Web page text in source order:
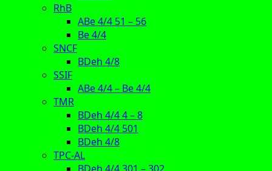
RhB
ABe 4/4 51 – 56
Be 4/4
SNCF
BDeh 4/8
SSIF
ABe 4/4 – Be 4/4
TMR
BDeh 4/4 4 – 8
BDeh 4/4 501
BDeh 4/8
TPC-AL